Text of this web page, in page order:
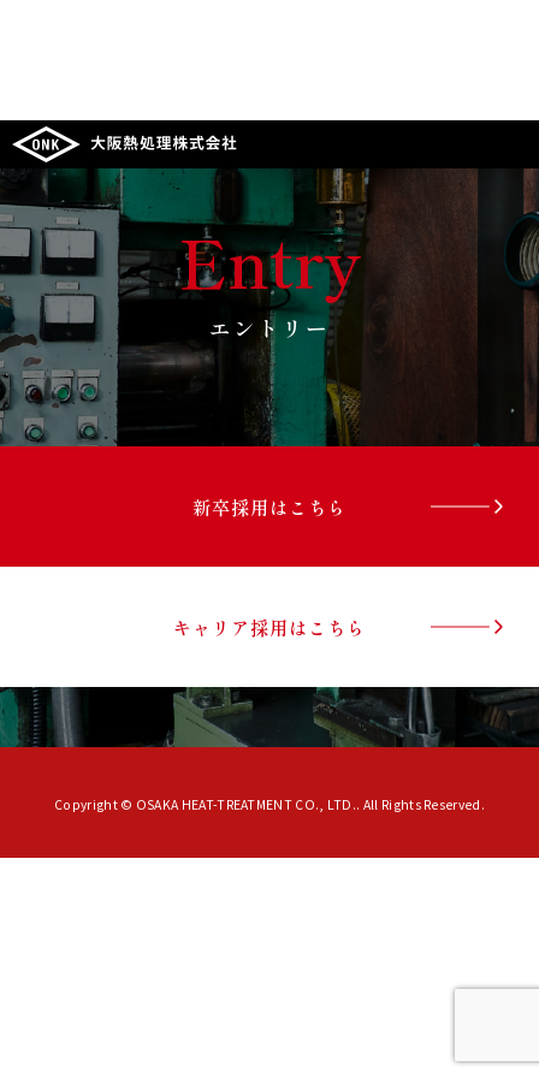
Entry
エントリー
新卒採用はこちら
キャリア採用はこちら
Copyright © OSAKA HEAT-TREATMENT CO., LTD.. All Rights Reserved.